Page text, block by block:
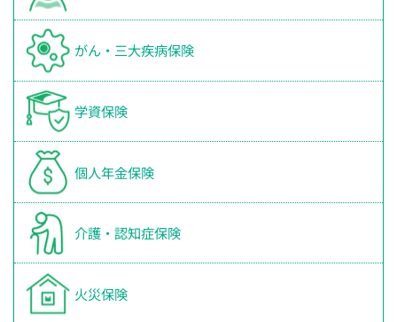
がん・三大疾病保険
学資保険
個人年金保険
介護・認知症保険
火災保険